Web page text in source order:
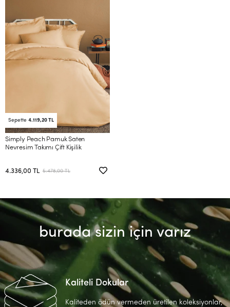
Sepette 4.119,20 TL
Simply Peach Pamuk Saten
Nevresim Takımı Çift Kişilik
4.336,00 TL 5.478,00 TL
burada sizin için varız
Kaliteli Dokular
Kaliteden ödün vermeden üretilen koleksiyonlar,